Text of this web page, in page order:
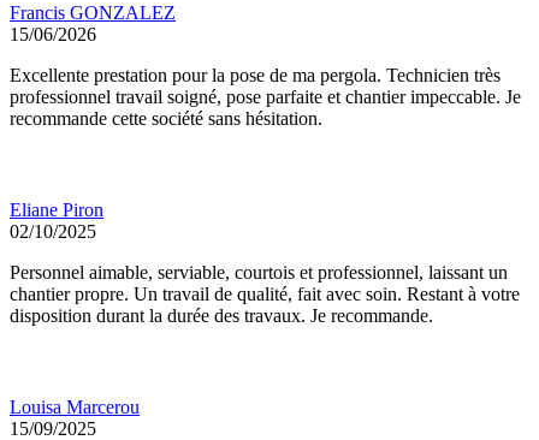
Francis GONZALEZ
15/06/2026
Excellente prestation pour la pose de ma pergola. Technicien très
professionnel travail soigné, pose parfaite et chantier impeccable. Je
recommande cette société sans hésitation.
Eliane Piron
02/10/2025
Personnel aimable, serviable, courtois et professionnel, laissant un
chantier propre. Un travail de qualité, fait avec soin. Restant à votre
disposition durant la durée des travaux. Je recommande.
Louisa Marcerou
15/09/2025